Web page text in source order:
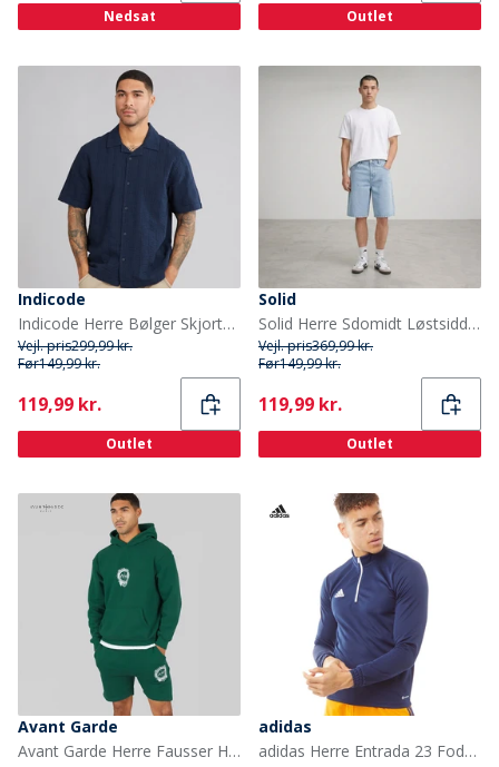
Nedsat Outlet
Indicode
Indicode Herre Bølger Skjorte Sky Captain
Vejl. pris299,99 kr.
Før149,99 kr.
Current
119,99 kr.
Outlet
Solid
Solid Herre Sdomidt Løstsiddende Denim Shorts Light Blue Denim
Vejl. pris369,99 kr.
Før149,99 kr.
Current
119,99 kr.
Outlet
Avant Garde
Avant Garde Herre Fausser Hættetrøje Og Shorts Sæt Emerald
adidas
adidas Herre Entrada 23 Fodboldtrøjer Blå